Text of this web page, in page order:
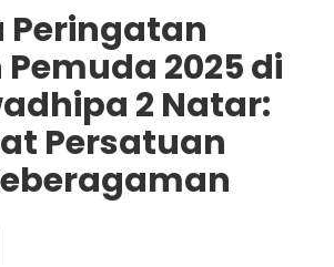
Peringatan
2025 di
2 Natar:
Persatuan